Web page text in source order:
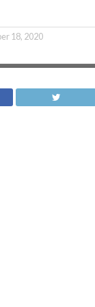
18, 2020